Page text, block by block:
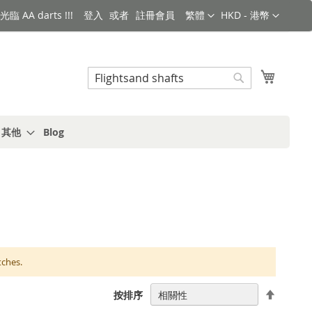
金額
HKD - 港幣
語言
繁體
臨 AA darts !!! 登入 註冊會員
搜索
他
Blog
按排序